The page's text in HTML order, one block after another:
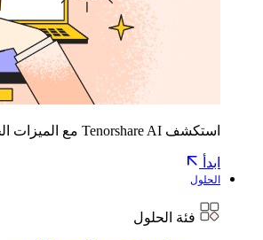
استكشف Tenorshare AI مع الميزات الجديدة المذهلة
ابدأ
الحلول
فئة الحلول